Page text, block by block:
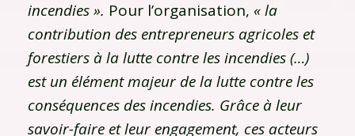
incendies ». Pour l’organisation, « la
contribution des entrepreneurs agricoles et
forestiers à la lutte contre les incendies (…)
est un élément majeur de la lutte contre les
conséquences des incendies. Grâce à leur
savoir-faire et leur engagement, ces acteurs